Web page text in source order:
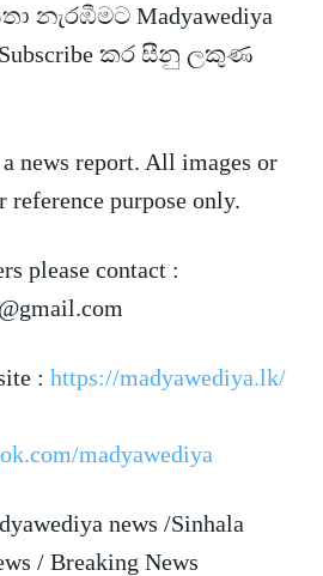
නැරඹීමට Madyawediya
කර සීනු ලකුණ
news report. All images or
reference purpose only.
please contact :
: https://madyawediya.lk/
madyawediya
news /Sinhala
/ Breaking News